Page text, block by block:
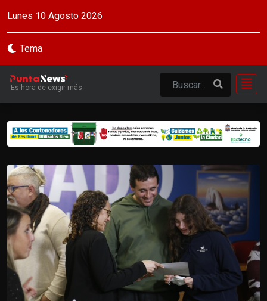
Lunes 10 Agosto 2026
Tema
Es hora de exigir más